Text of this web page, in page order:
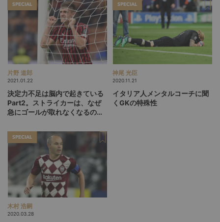
SPECIAL
片野 道郎
2021.01.22
決定力不足は脳内で起きている
Part2。ストライカーは、なぜ
急にゴールが取れなくなるの
SPECIAL
神尾 光臣
2020.11.21
イタリア人メンタルコーチに聞
くGKの特殊性
SPECIAL
木村 浩嗣
2020.03.28